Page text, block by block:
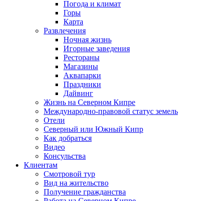
Погода и климат
Горы
Карта
Развлечения
Ночная жизнь
Игорные заведения
Рестораны
Магазины
Аквапарки
Праздники
Дайвинг
Жизнь на Северном Кипре
Международно-правовой статус земель
Отели
Северный или Южный Кипр
Как добраться
Видео
Консульства
Клиентам
Смотровой тур
Вид на жительство
Получение гражданства